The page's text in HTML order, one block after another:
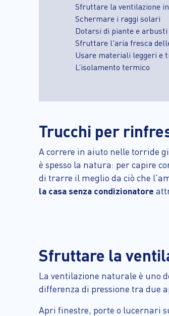
Sfruttare la ventilazione
Schermare i raggi solari
Dotarsi di piante e arbusti
Sfruttare l'aria fresca
Usare materiali leggeri e
L’isolamento termico
Trucchi per
A correre in aiuto nelle torride
è spesso la natura: per capire
di trarre il meglio da ciò che
la casa senza condizionatore
Sfruttare la
La ventilazione naturale è uno
differenza di pressione tra due
Apri finestre, porte o lucernari